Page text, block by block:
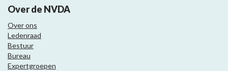
Over de NVDA
Over ons
Ledenraad
Bestuur
Bureau
Expertgroepen